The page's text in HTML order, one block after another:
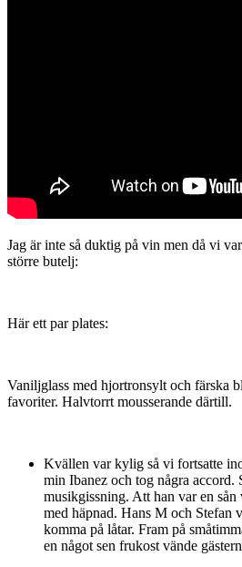
Jag är inte så duktig på vin men då vi
större butelj:
Här ett par plates:
Vaniljglass med hjortronsylt och färska
favoriter. Halvtorrt mousserande därtill.
Kvällen var kylig så vi fortsatte
min Ibanez och tog några accord.
musikgissning. Att han var en sån
med häpnad. Hans M och Stefan
komma på låtar. Fram på
en något sen frukost vände